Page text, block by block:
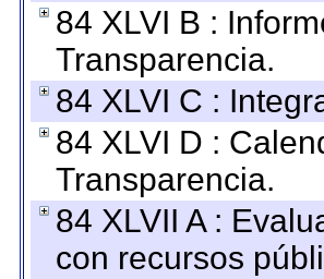
84 XLVI B :
Transparencia.
84 XLVI C :
84 XLVI D :
Transparencia.
84 XLVII A :
con recursos